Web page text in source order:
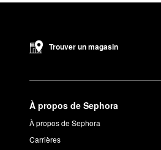
Trouver un magasin
À propos de Sephora
À propos de Sephora
Carrières